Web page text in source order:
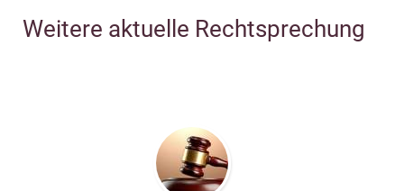
Weitere aktuelle Rechtsprechung